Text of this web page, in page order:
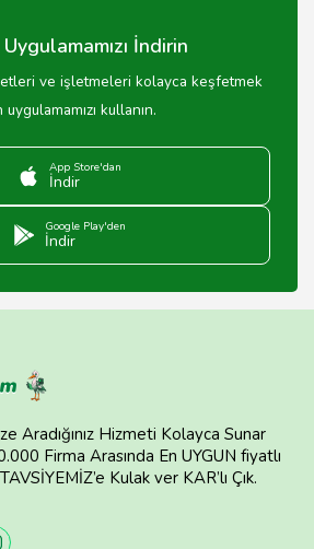
İndirin
ve işletmeleri kolayca keşfetmek
uygulamamızı kullanın.
App Store'dan
İndir
Google Play'den
İndir
Aradığınız Hizmeti Kolayca Sunar
Firma Arasında En UYGUN fiyatlı
Kulak ver KAR’lı Çık.